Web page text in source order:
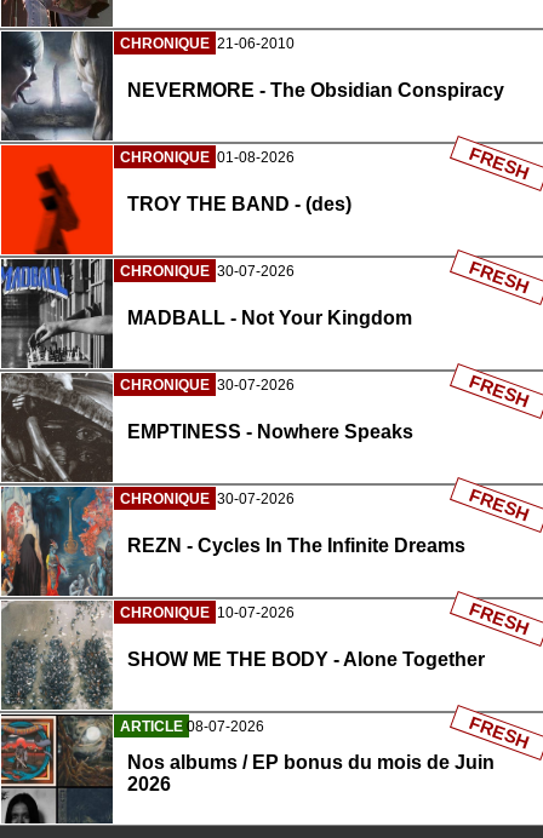
CHRONIQUE 21-06-2010
NEVERMORE - The Obsidian Conspiracy
CHRONIQUE 01-08-2026
TROY THE BAND - (des)
FRESH
CHRONIQUE 30-07-2026
MADBALL - Not Your Kingdom
FRESH
CHRONIQUE 30-07-2026
EMPTINESS - Nowhere Speaks
FRESH
CHRONIQUE 30-07-2026
REZN - Cycles In The Infinite Dreams
FRESH
CHRONIQUE 10-07-2026
SHOW ME THE BODY - Alone Together
FRESH
ARTICLE 08-07-2026
Nos albums / EP bonus du mois de Juin
2026
FRESH